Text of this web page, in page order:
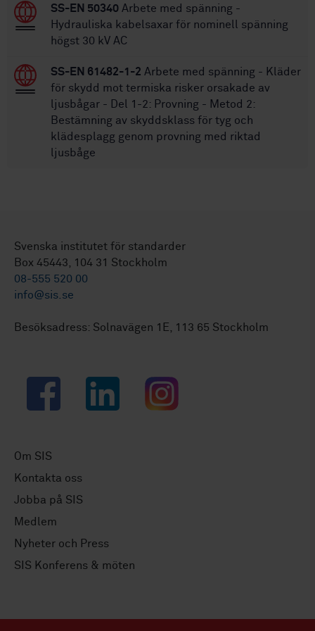
SS-EN 50340 Arbete med spänning -
Hydrauliska kabelsaxar för nominell spänning
högst 30 kV AC
SS-EN 61482-1-2 Arbete med spänning - Kläder
för skydd mot termiska risker orsakade av
ljusbågar - Del 1-2: Provning - Metod 2:
Bestämning av skyddsklass för tyg och
klädesplagg genom provning med riktad
ljusbåge
Svenska institutet för standarder
Box 45443, 104 31 Stockholm
08-555 520 00
info@sis.se
Besöksadress: Solnavägen 1E, 113 65 Stockholm
Facebook LinkedIn Instagram
Om SIS
Kontakta oss
Jobba på SIS
Medlem
Nyheter och Press
SIS Konferens & möten